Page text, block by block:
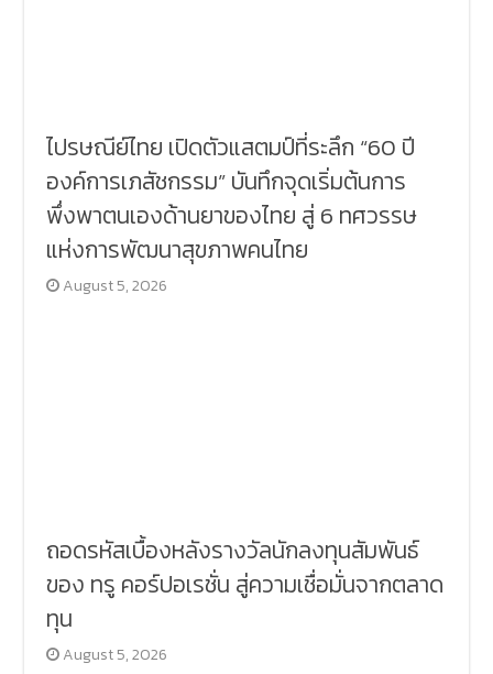
ไปรษณีย์ไทย เปิดตัวแสตมป์ที่ระลึก “60 ปี
องค์การเภสัชกรรม” บันทึกจุดเริ่มต้นการ
พึ่งพาตนเองด้านยาของไทย สู่ 6 ทศวรรษ
แห่งการพัฒนาสุขภาพคนไทย
August 5, 2026
ถอดรหัสเบื้องหลังรางวัลนักลงทุนสัมพันธ์
ของ ทรู คอร์ปอเรชั่น สู่ความเชื่อมั่นจากตลาด
ทุน
August 5, 2026